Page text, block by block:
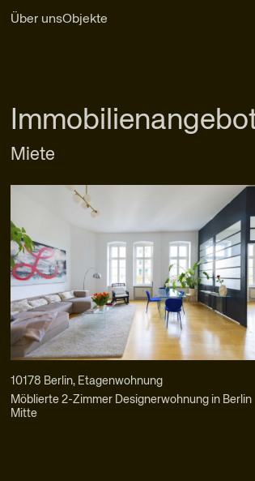
Über unsObjekte
Miete
10178 Berlin, Etagenwohnung
Möblierte 2-Zimmer Designerwohnung in Berlin
Mitte